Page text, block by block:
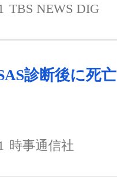
TBS NEWS DIG
診断後に死亡
時事通信社